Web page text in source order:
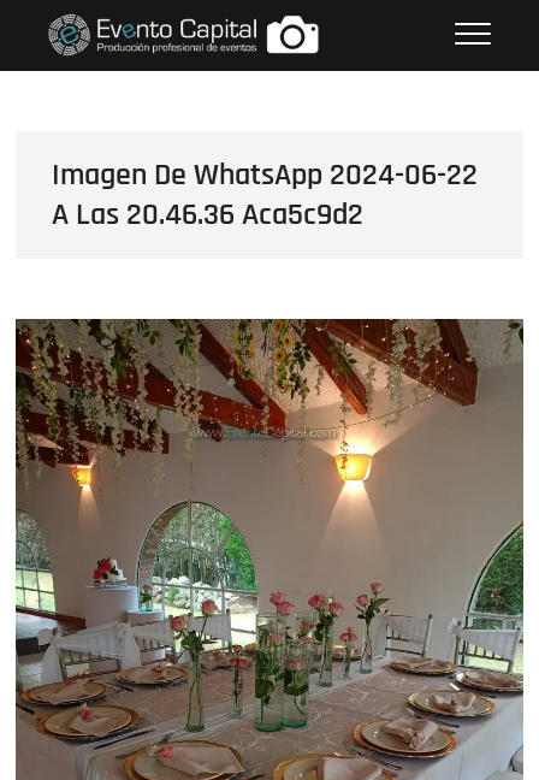
contenido
FOTOS GRUPO EMPRESARIAL
Imagen De WhatsApp 2024-06-22
A Las 20.46.36 Aca5c9d2